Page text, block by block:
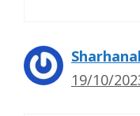
19/10/